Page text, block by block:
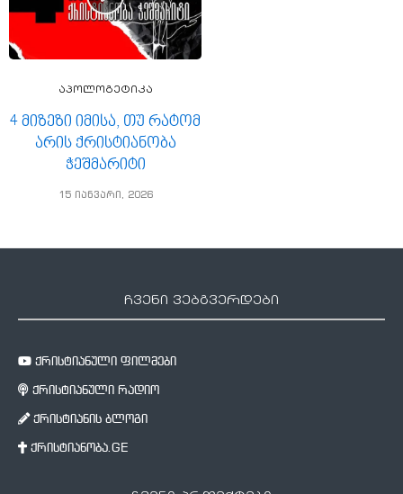
აპოლოგეტიკა
4 მიზეზი იმისა, თუ რატომ
არის ქრისტიანობა
ჭეშმარიტი
15 იანვარი, 2026
ჩვენი ვებგვერდები
ქრისტიანული ფილმები
ქრისტიანული რადიო
ქრისტიანის ბლოგი
ქრისტიანობა.GE